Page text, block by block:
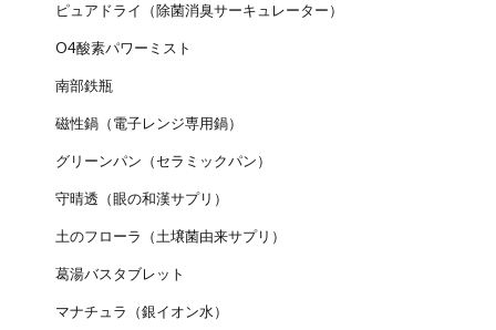
ピュアドライ（除菌消臭サーキュレーター）
O4酸素パワーミスト
南部鉄瓶
磁性鍋（電子レンジ専用鍋）
グリーンパン（セラミックパン）
守晴透（眼の和漢サプリ）
土のフローラ（土壌菌由来サプリ）
葛湯バスタブレット
マナチュラ（銀イオン水）